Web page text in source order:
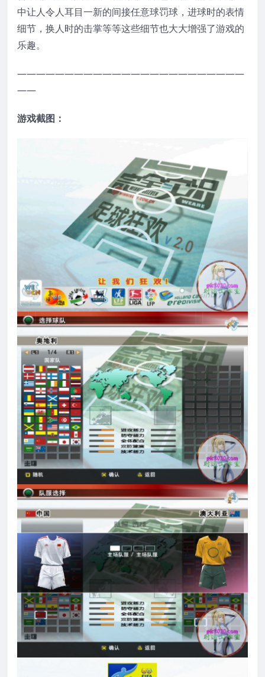
中让人令人耳目一新的间接任意球罚球，进球时的表情
细节，换人时的击掌等等这些细节也大大增强了游戏的
乐趣。
————————————————————————
——
游戏截图：